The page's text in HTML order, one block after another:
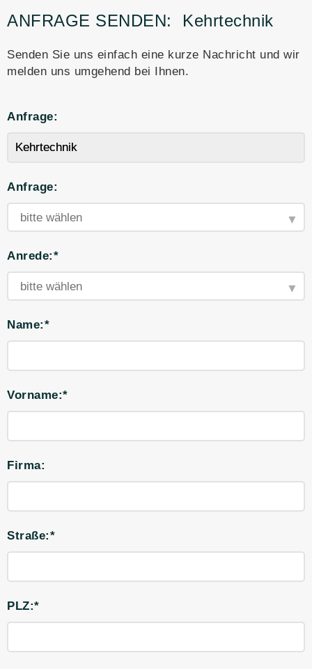
ANFRAGE SENDEN: Kehrtechnik
Senden Sie uns einfach eine kurze Nachricht und wir
melden uns umgehend bei Ihnen.
Anfrage:
Anfrage:
Anrede:*
Name:*
Vorname:*
Firma:
Straße:*
PLZ:*